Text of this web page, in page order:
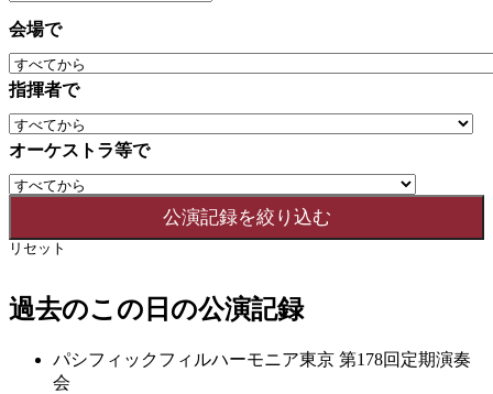
会場で
指揮者で
オーケストラ等で
リセット
過去のこの日の公演記録
パシフィックフィルハーモニア東京 第178回定期演奏
会